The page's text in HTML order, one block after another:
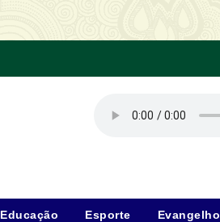
Educação Esporte Evangelho